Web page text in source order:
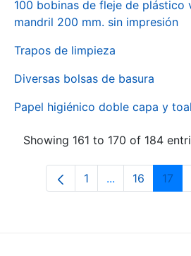
100 bobinas de fleje de plástico
mandril 200 mm. sin impresión
Trapos de limpieza
Diversas bolsas de basura
Papel higiénico doble capa y
Showing 161 to 170 of 184
Page
1 ...Intermediate
Page
16 17